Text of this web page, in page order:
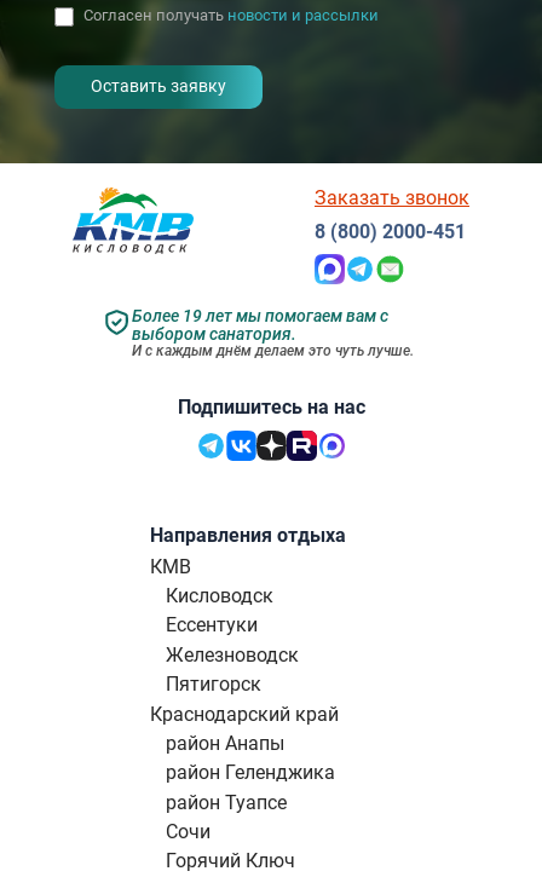
Согласен получать новости и рассылки
Подпишитесь на нас
Более 19 лет мы помогаем вам с
выбором санатория.
И с каждым днём делаем это чуть лучше.
Заказать звонок
8 (800) 2000-451
Направления отдыха
КМВ
Кисловодск
Ессентуки
Железноводск
Пятигорск
Краснодарский край
район Анапы
район Геленджика
район Туапсе
Сочи
Горячий Ключ